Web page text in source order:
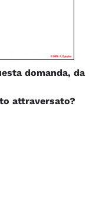
domanda, da
attraversato?